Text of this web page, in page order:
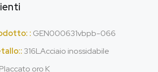
: GEN000631vbpb-066
316LAcciaio inossidabile
oro K